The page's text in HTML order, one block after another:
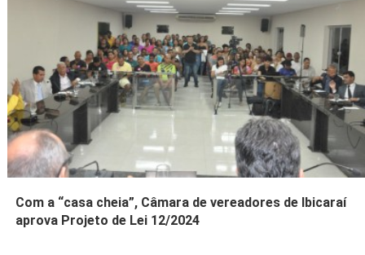
Com a “casa cheia”, Câmara de vereadores de Ibicaraí
aprova Projeto de Lei 12/2024